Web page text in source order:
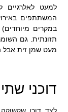
למעט לאלרגיים
המשתתפים
במקרים מיוחדים)
תזונתית. גם
מעט שמן זית אבל
דוכני